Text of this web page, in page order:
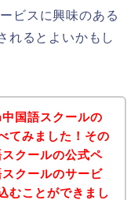
ビスに興味のある
れるとよいかもし
国語スクールの
てみました！その
クールの公式ペ
クールのサービ
むことができまし